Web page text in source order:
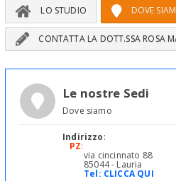
LO STUDIO DOVE
CONTATTA LA DOTT.SSA ROSA
Le nostre Sedi
Dove siamo
Indirizzo:
PZ:
via cincinnato 88
85044 - Lauria
Tel: CLICCA QUI